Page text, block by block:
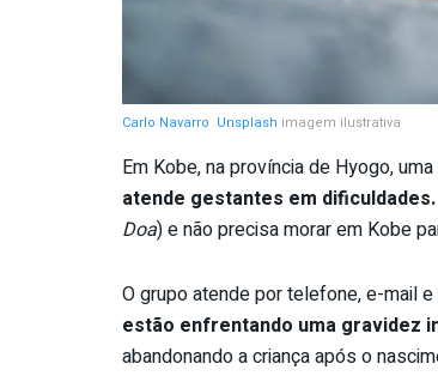
Carlo Navarro Unsplash imagem ilustrativa
Em Kobe, na província de Hyogo,
atende gestantes em dificuldades.
Doa) e não precisa morar em Kobe
O grupo atende por telefone, e-mail
estão enfrentando uma gravidez
abandonando a criança após o